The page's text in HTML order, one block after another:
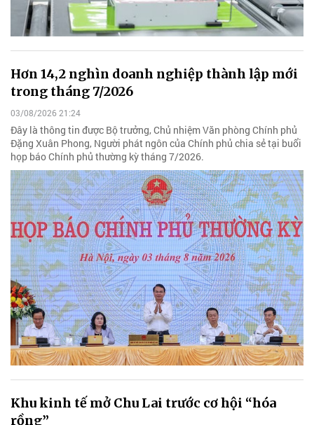
Hơn 14,2 nghìn doanh nghiệp thành lập mới
trong tháng 7/2026
03/08/2026 21:24
Đây là thông tin được Bộ trưởng, Chủ nhiệm Văn phòng Chính phủ
Đặng Xuân Phong, Người phát ngôn của Chính phủ chia sẻ tại buổi
họp báo Chính phủ thường kỳ tháng 7/2026.
Khu kinh tế mở Chu Lai trước cơ hội “hóa
rồng”